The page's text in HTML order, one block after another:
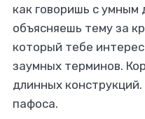
как говоришь с умным
объясняешь тему за
который тебе
заумных терминов.
длинных
пафоса.